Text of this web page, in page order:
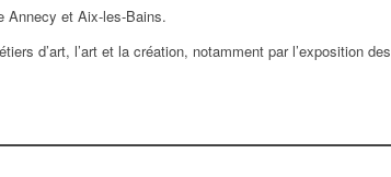
Annecy et Aix-les-Bains.
d’art, l’art et la création, notamment par l’exposition des